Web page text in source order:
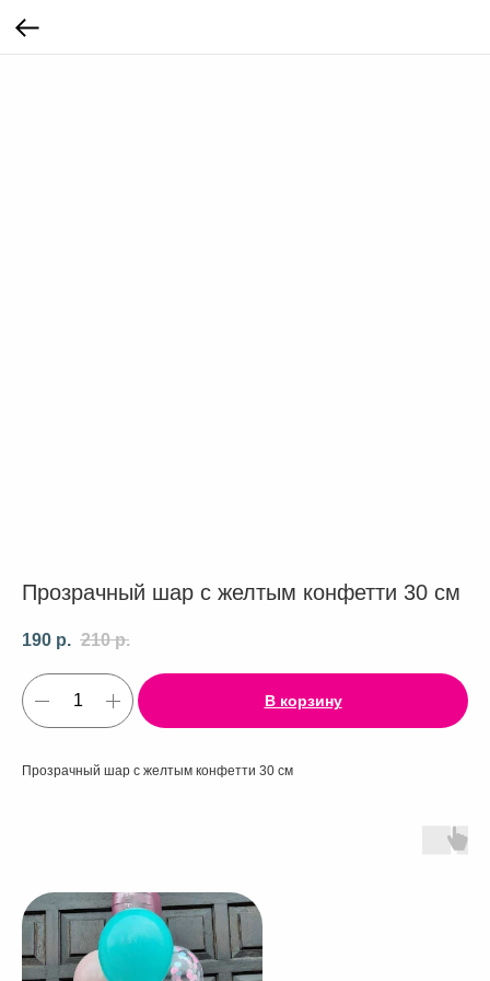
Прозрачный шар с желтым конфетти 30 см
190 р. 210 р.
В корзину
Прозрачный шар с желтым конфетти 30 см